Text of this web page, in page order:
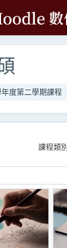
年度第二學期課程
課程類